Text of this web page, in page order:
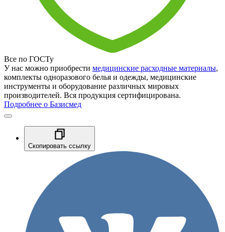
Все по ГОСТу
У нас можно приобрести медицинские расходные материалы,
комплекты одноразового белья и одежды, медицинские
инструменты и оборудование различных мировых
производителей. Вся продукция сертифицирована.
Подробнее о Базисмед
Скопировать ссылку